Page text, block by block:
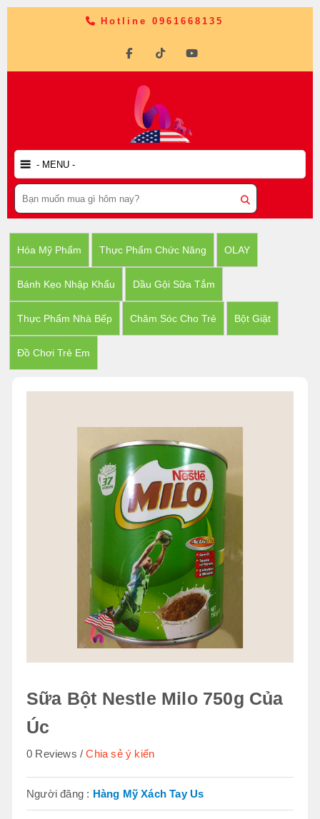
Hotline 0961668135
Hóa Mỹ Phẩm Thực Phẩm Chức Năng OLAY
Bánh Kẹo Nhập Khẩu Dầu Gội Sữa Tắm
Thực Phẩm Nhà Bếp Chăm Sóc Cho Trẻ Bột Giặt
Đồ Chơi Trẻ Em
Sữa Bột Nestle Milo 750g Của
Úc
0 Reviews Chia sẻ ý kiến
Người đăng : Hàng Mỹ Xách Tay Us